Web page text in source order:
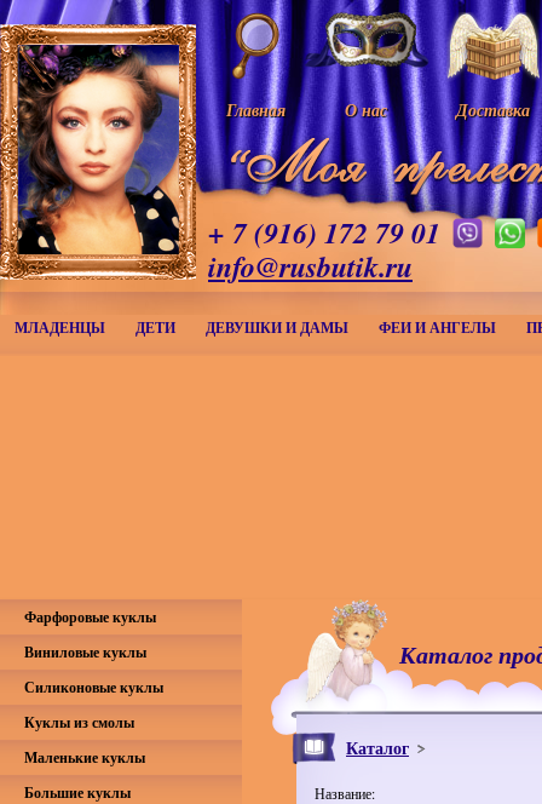
Главная О нас Доставка
+ 7 (916) 172 79 01
info@rusbutik.ru
МЛАДЕНЦЫ ДЕТИ ДЕВУШКИ И ДАМЫ ФЕИ И АНГЕЛЫ
Каталог
Каталог
Название:
Фарфоровые куклы
Виниловые куклы
Силиконовые куклы
Куклы из смолы
Маленькие куклы
Большие куклы